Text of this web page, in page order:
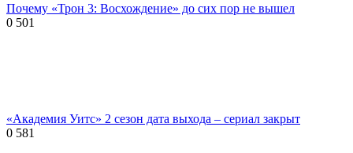
Почему «Трон 3: Восхождение» до сих пор не вышел
0 501
«Академия Уитс» 2 сезон дата выхода – сериал закрыт
0 581